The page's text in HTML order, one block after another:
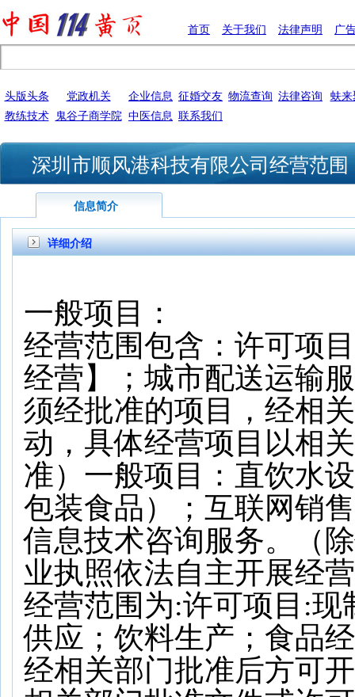
首页 关于我们 法律声明 广
头版头条 党政机关 企业信息 征婚交友 物流查询 法律咨询
蚨来
教练技术
鬼谷子商学院 中医信息 联系我们
深圳市顺风港科技有限公司经营范围
信息简介
详细介绍
一般项目：
经营范围包含：许可项
经营】；城市配送运输
须经批准的项目，经相
动，具体经营项目以相
准）一般项目：直饮水
包装食品）；互联网销
信息技术咨询服务。（
业执照依法自主开展经
经营范围为:许可项目:
供应；饮料生产；食品
经相关部门批准后方可